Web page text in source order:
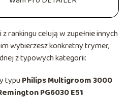
rankingu celują w zupełnie innych
wybierzesz konkretny trymer,
z typowych kategorii:
typuPhilips Multigroom 3000
PG6030 E51